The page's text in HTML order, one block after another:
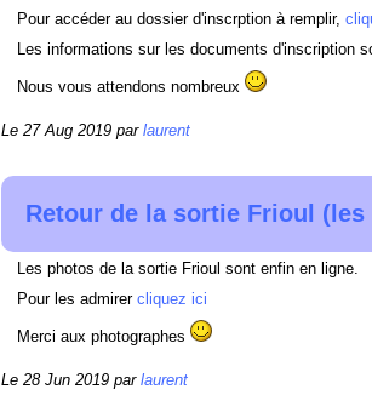
Pour accéder au dossier d'inscrption à remplir,
Les informations sur les documents d'inscription
Nous vous attendons nombreux
Le 27 Aug 2019 par laurent
Retour de la sortie Frioul
Les photos de la sortie Frioul sont enfin en ligne.
Pour les admirer cliquez ici
Merci aux photographes
Le 28 Jun 2019 par laurent